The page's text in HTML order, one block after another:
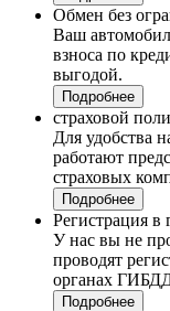
Обмен без
Ваш
взноса по
выгодой.
Подробнее
страховой
Для удобства
работают
страховых
Подробнее
Регистрация в
У нас вы не
проводят
органах
Подробнее